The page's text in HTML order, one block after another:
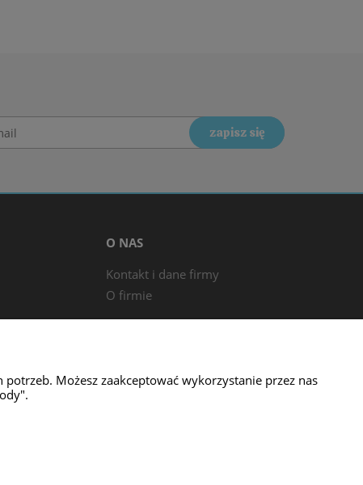
zapisz się
O NAS
Kontakt i dane firmy
O firmie
Możesz zaakceptować wykorzystanie przez nas